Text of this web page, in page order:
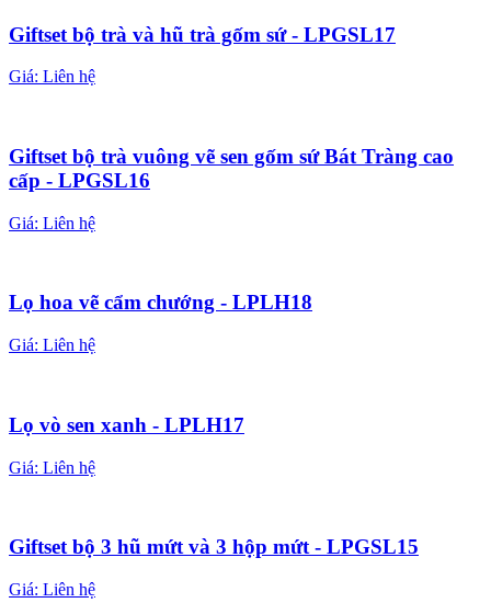
Giftset bộ trà và hũ trà gốm sứ - LPGSL17
Giá: Liên hệ
Giftset bộ trà vuông vẽ sen gốm sứ Bát Tràng cao
cấp - LPGSL16
Giá: Liên hệ
Lọ hoa vẽ cẩm chướng - LPLH18
Giá: Liên hệ
Lọ vò sen xanh - LPLH17
Giá: Liên hệ
Giftset bộ 3 hũ mứt và 3 hộp mứt - LPGSL15
Giá: Liên hệ